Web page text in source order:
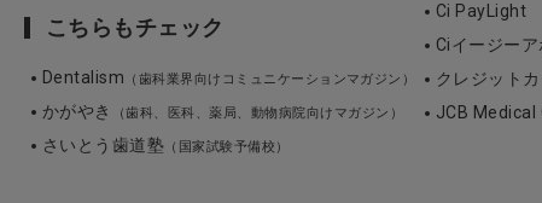
こちらもチェック
Dentalism （歯科業界向けコミュニケーションマガジン）
かがやき （歯科、医科、薬局、動物病院向けマガジン）
さいとう歯道塾 （国家試験予備校）
Ci PayLight
Ciイージーア
クレジット
JCB Medical